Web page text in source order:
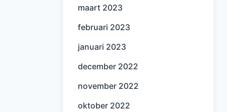
maart 2023
februari 2023
januari 2023
december 2022
november 2022
oktober 2022